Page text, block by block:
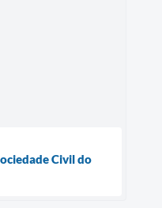
Civil do